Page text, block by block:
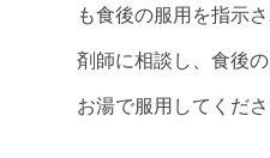
も食後の服用を指示
剤師に相談し、食後
お湯で服用してくだ